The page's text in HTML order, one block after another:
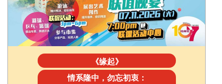
《缘起》
情系隆中，勿忘初衷：